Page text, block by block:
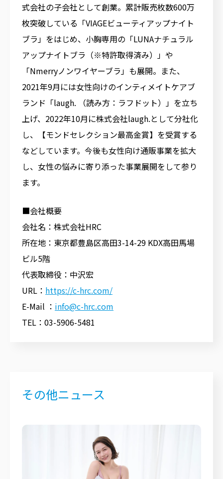
式会社の子会社として創業。累計販売枚数600万
枚突破している「VIAGEビューティアップナイト
ブラ」をはじめ、小胸専用の「LUNAナチュラル
アップナイトブラ（※特許取得済み）」や
「Nmerryノンワイヤーブラ」も展開。また、
2021年9月には女性向けのインティメイトケアブ
ランド「laugh. （読み方：ラフドット）」を立ち
上げ、2022年10月に株式会社laugh.として分社化
し、【モンドセレクション最高金賞】を受賞する
などしています。今後も女性向け通販事業を拡大
し、女性の悩みに寄り添った事業展開をして参り
ます。
■会社概要
会社名：株式会社HRC
所在地：東京都豊島区高田3-14-29 KDX高田馬場
ビル5階
代表取締役：中沢宏
URL： https://c-hrc.com/
E-Mail ： info@c-hrc.com
TEL：03-5906-5481
その他ニュース